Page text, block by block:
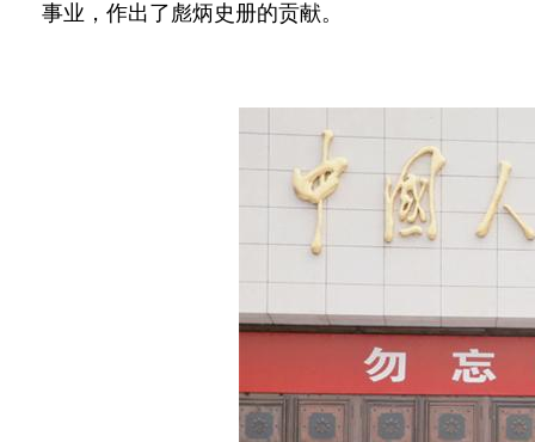
事业，作出了彪炳史册的贡献。